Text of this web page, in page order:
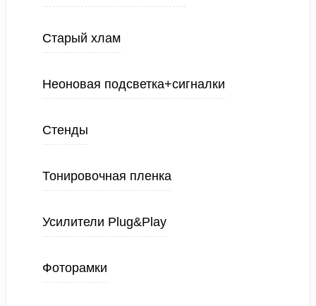
Старый хлам
Неоновая подсветка+сигналки
Стенды
Тонировочная пленка
Усилители Plug&Play
Фоторамки